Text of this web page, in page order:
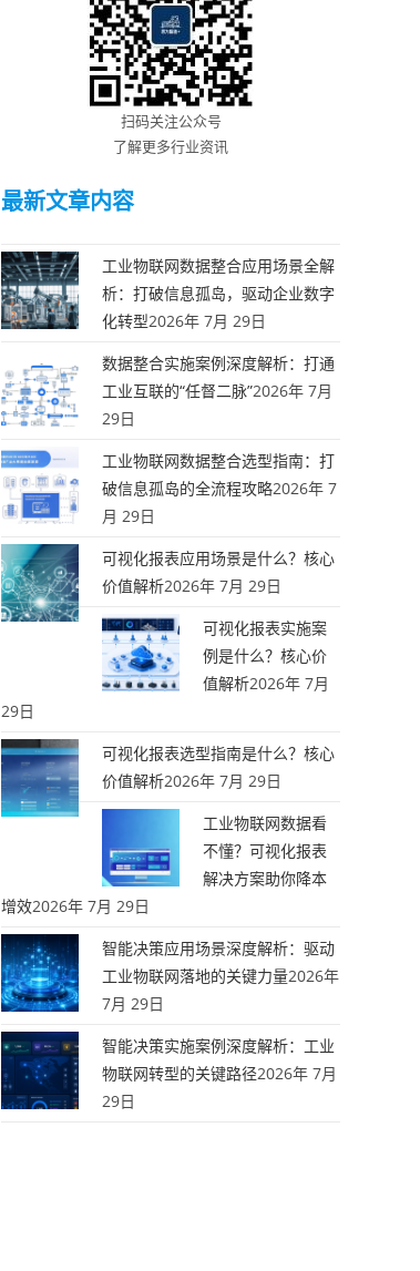
扫码关注公众号
了解更多行业资讯
最新文章内容
工业物联网数据整合应用场景全解
析：打破信息孤岛，驱动企业数字
化转型2026年 7月 29日
数据整合实施案例深度解析：打通
工业互联的“任督二脉”2026年 7月
29日
工业物联网数据整合选型指南：打
破信息孤岛的全流程攻略2026年 7
月 29日
可视化报表应用场景是什么？核心
价值解析2026年 7月 29日
可视化报表实施案
例是什么？核心价
值解析2026年 7月
29日
可视化报表选型指南是什么？核心
价值解析2026年 7月 29日
工业物联网数据看
不懂？可视化报表
解决方案助你降本
增效2026年 7月 29日
智能决策应用场景深度解析：驱动
工业物联网落地的关键力量2026年
7月 29日
智能决策实施案例深度解析：工业
物联网转型的关键路径2026年 7月
29日